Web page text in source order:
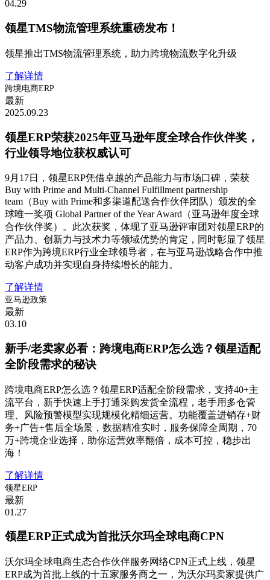
04.29
领星TMS物流管理系统重磅发布！
领星推出TMS物流管理系统，助力跨境物流数字化升级
了解详情
跨境电商ERP
最新
2025.09.23
领星ERP荣获2025年亚马逊年度全球合作伙伴奖，
行业领导地位获权威认可
9月17日，领星ERP凭借卓越的产品能力与市场口碑，荣获
Buy with Prime and Multi-Channel Fulfillment partnership
team（Buy with Prime和多渠道配送合作伙伴团队）颁发的全
球唯一奖项 Global Partner of the Year Award（亚马逊年度全球
合作伙伴奖）。此次获奖，体现了亚马逊评审团对领星ERP的
产品力、创新力与技术力等领域优势的肯定，同时彰显了领星
ERP作为跨境ERP行业全球领导者，在与亚马逊战略合作中推
动客户成功并实现自身持续增长的能力。
了解详情
亚马逊政策
最新
03.10
新手/老卖家必看：跨境电商ERP怎么选？领星适配
全阶段需求的秘诀
跨境电商ERP怎么选？领星ERP适配全阶段需求，支持40+主
流平台，新手快速上手打通采购发货全流程，老手用多仓管
理、风险预警模型实现规模化精细运营。功能覆盖进销存+财
务+广告+售后全场景，数据精准实时，服务保障全周期，70
万+跨境企业选择，助你运营效率翻倍，成本可控，稳步出
海！
了解详情
领星ERP
最新
01.27
领星ERP正式成为首批沃尔玛全球电商CPN
沃尔玛全球电商生态合作伙伴服务网络CPN正式上线，领星
ERP成为首批上线的十五家服务商之一，为沃尔玛卖家提供广